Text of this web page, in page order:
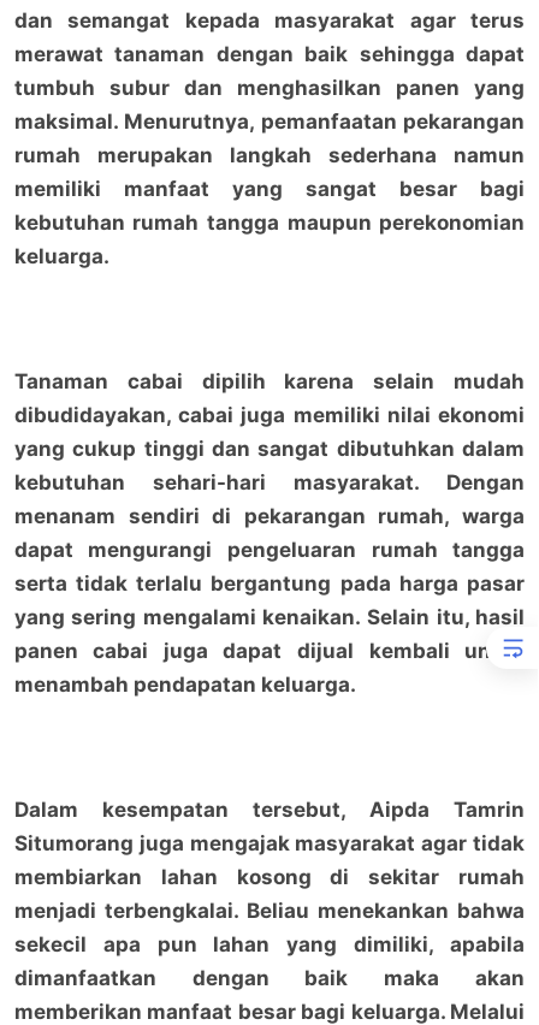
dan semangat kepada masyarakat agar terus
merawat tanaman dengan baik sehingga dapat
tumbuh subur dan menghasilkan panen yang
maksimal. Menurutnya, pemanfaatan pekarangan
rumah merupakan langkah sederhana namun
memiliki manfaat yang sangat besar bagi
kebutuhan rumah tangga maupun perekonomian
keluarga.
Tanaman cabai dipilih karena selain mudah
dibudidayakan, cabai juga memiliki nilai ekonomi
yang cukup tinggi dan sangat dibutuhkan dalam
kebutuhan sehari-hari masyarakat. Dengan
menanam sendiri di pekarangan rumah, warga
dapat mengurangi pengeluaran rumah tangga
serta tidak terlalu bergantung pada harga pasar
yang sering mengalami kenaikan. Selain itu, hasil
panen cabai juga dapat dijual kembali untuk
menambah pendapatan keluarga.
Dalam kesempatan tersebut, Aipda Tamrin
Situmorang juga mengajak masyarakat agar tidak
membiarkan lahan kosong di sekitar rumah
menjadi terbengkalai. Beliau menekankan bahwa
sekecil apa pun lahan yang dimiliki, apabila
dimanfaatkan dengan baik maka akan
memberikan manfaat besar bagi keluarga. Melalui